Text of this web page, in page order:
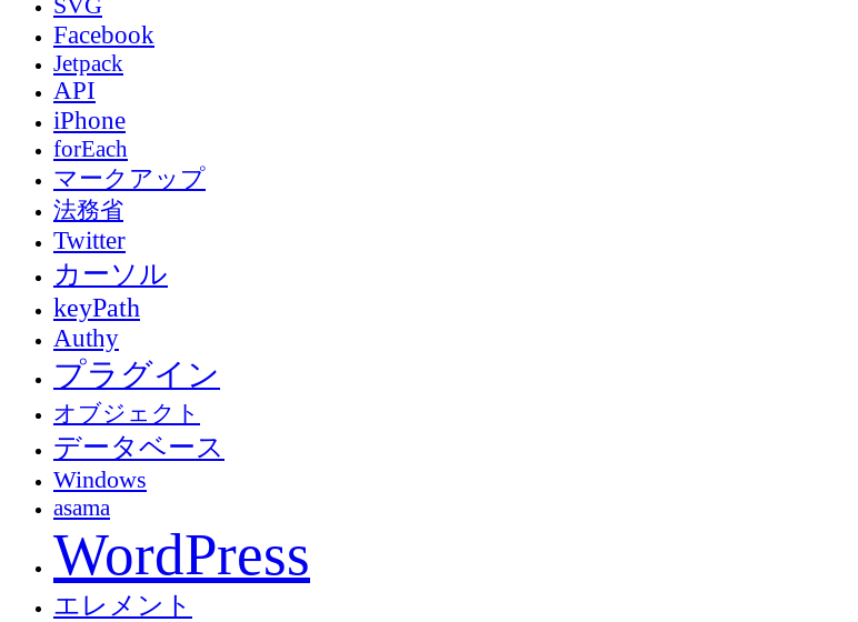
SVG
Facebook
Jetpack
API
iPhone
forEach
マークアップ
法務省
Twitter
カーソル
keyPath
Authy
プラグイン
オブジェクト
データベース
Windows
asama
WordPress
エレメント